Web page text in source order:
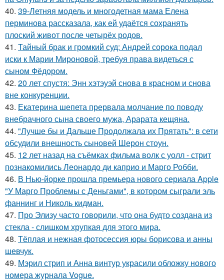
40. 39-Летняя модель и многодетная мама Елена
перминова рассказала, как ей удаётся сохранять
плоский живот после четырёх родов.
41. Тайный брак и громкий суд: Андрей сорока подал
иски к Марии Мироновой, требуя права видеться с
сыном Фёдором.
42. 20 лет спустя: Энн хэтэуэй снова в красном и снова
вне конкуренции.
43. Екатерина шепета прервала молчание по поводу
внебрачного сына своего мужа, Арарата кещяна.
44. "Лучше бы и Дальше Продолжала их Прятать": в сети
обсудили внешность сыновей Шерон стоун.
45. 12 лет назад на съёмках фильма волк с уолл - стрит
познакомились Леонардо ди каприо и Марго Робби.
46. В Нью-йорке прошла премьера нового сериала Apple
"У Марго Проблемы с Деньгами", в котором сыграли эль
фаннинг и Николь кидман.
47. Про Элизу часто говорили, что она будто создана из
стекла - слишком хрупкая для этого мира.
48. Тёплая и нежная фотосессия юры борисова и анны
шевчук.
49. Мэрил стрип и Анна винтур украсили обложку нового
номера журнала Vogue.